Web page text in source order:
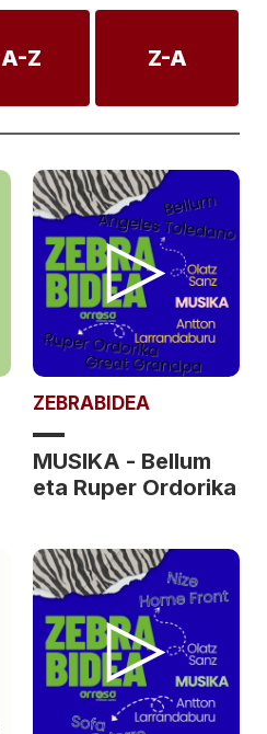
A-Z Z-A
ZEBRABIDEA
MUSIKA - Bellum
eta Ruper Ordorika